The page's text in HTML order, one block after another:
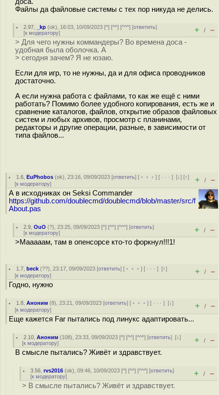
Файлы да файловые системы с тех пор никуда не делись.
2.97 _kp (ok), 16:03, 10/09/2023 [^] [^^] [^^^] [ответить]
[к модератору] + / –
> Для чего нужны коммандеры? Во времена доса -
удобная была оболочка. А
> сегодня зачем? Я не юзаю.
Если для игр, то не нужны, да и для офиса проводников
достаточно.
А если нужна работа с файлами, то как же ещё с ними
работать? Помимо более удобного копирования, есть же и
сравнение каталогов, файлов, открытие образов файловых
систем и любых архивов, просмотр с планинами,
редакторы и другие операции, разные, в зависимости от
типа файлов...
1.6 ,EuPhobos (ok), 23:16, 09/09/2023 [ответить] [ ﹢﹢﹢] [ · · ·][↓] [↑]
[к модератору] + / –
А в исходниках он Seksi Commander
https://github.com/doublecmd/doublecmd/blob/master/src/f
About.pas
2.9 ,OuO (?), 23:25, 09/09/2023 [^] [^^] [^^^] [ответить]
[к модератору] + / –
>Мааааам, там в опенсорсе кто-то форкнул!!!1!
1.7 ,beck (??), 23:17, 09/09/2023 [ответить] [ ﹢﹢﹢] [ · · ·][↑]
[к модератору] + / –
Годно, нужно
1.8 ,Аноним (8), 23:21, 09/09/2023 [ответить] [ ﹢﹢﹢] [ · · ·][↓]
[к модератору] + / –
Еще кажется Far пытались под линукс адаптировать...
2.10 ,Аноним (108), 23:33, 09/09/2023 [^] [^^] [^^^] [ответить][↓]
[к модератору] + / –
В смысле пытались? Живёт и здравствует.
3.56 ,rvs2016 (ok), 09:46, 10/09/2023 [^] [^^] [^^^] [ответить]
[к модератору] + / –
> В смысле пытались? Живёт и здравствует.